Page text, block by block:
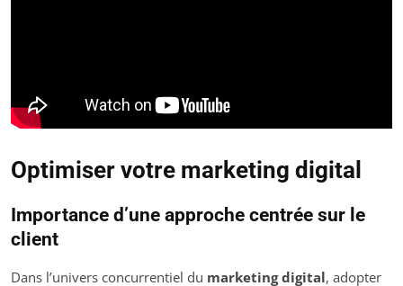
Optimiser votre marketing digital
Importance d’une approche centrée sur le
client
Dans l’univers concurrentiel du marketing digital, adopter